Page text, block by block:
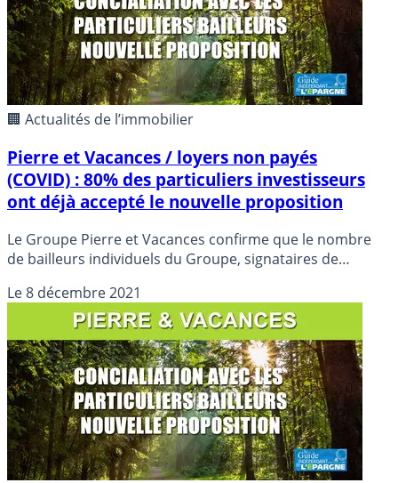
🏢 Actualités de l’immobilier
Pierre et Vacances / loyers non payés
(COVID) : 80% des particuliers investisseurs
ont déjà accepté le nouvelle proposition
Le Groupe Pierre et Vacances confirme que le nombre
de bailleurs individuels du Groupe, signataires de
représentait près de 80% des lots, toutes résidences
confondues, ce chiffre étant encore susceptible
d’augmentation au fur et à mesure de l’arrivée par
courrier des adhésions.
Le8 décembre 2021